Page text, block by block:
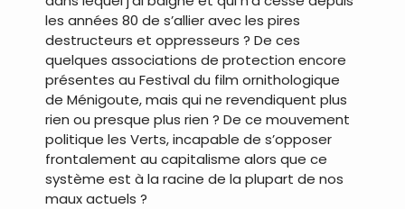
les années 80 de s’allier avec les pires
destructeurs et oppresseurs ? De ces
quelques associations de protection encore
présentes au Festival du film ornithologique
de Ménigoute, mais qui ne revendiquent plus
rien ou presque plus rien ? De ce mouvement
politique les Verts, incapable de s’opposer
frontalement au capitalisme alors que ce
système est à la racine de la plupart de nos
maux actuels ?